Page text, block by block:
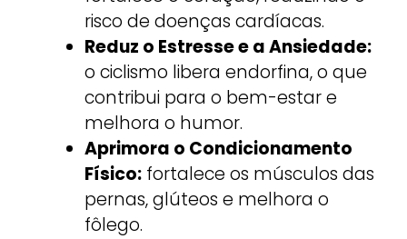
risco de doenças cardíacas.
Reduz o Estresse e a Ansiedade:
o ciclismo libera endorfina, o que
contribui para o bem-estar e
melhora o humor.
Aprimora o Condicionamento
Físico:fortalece os músculos das
pernas, glúteos e melhora o
fôlego.